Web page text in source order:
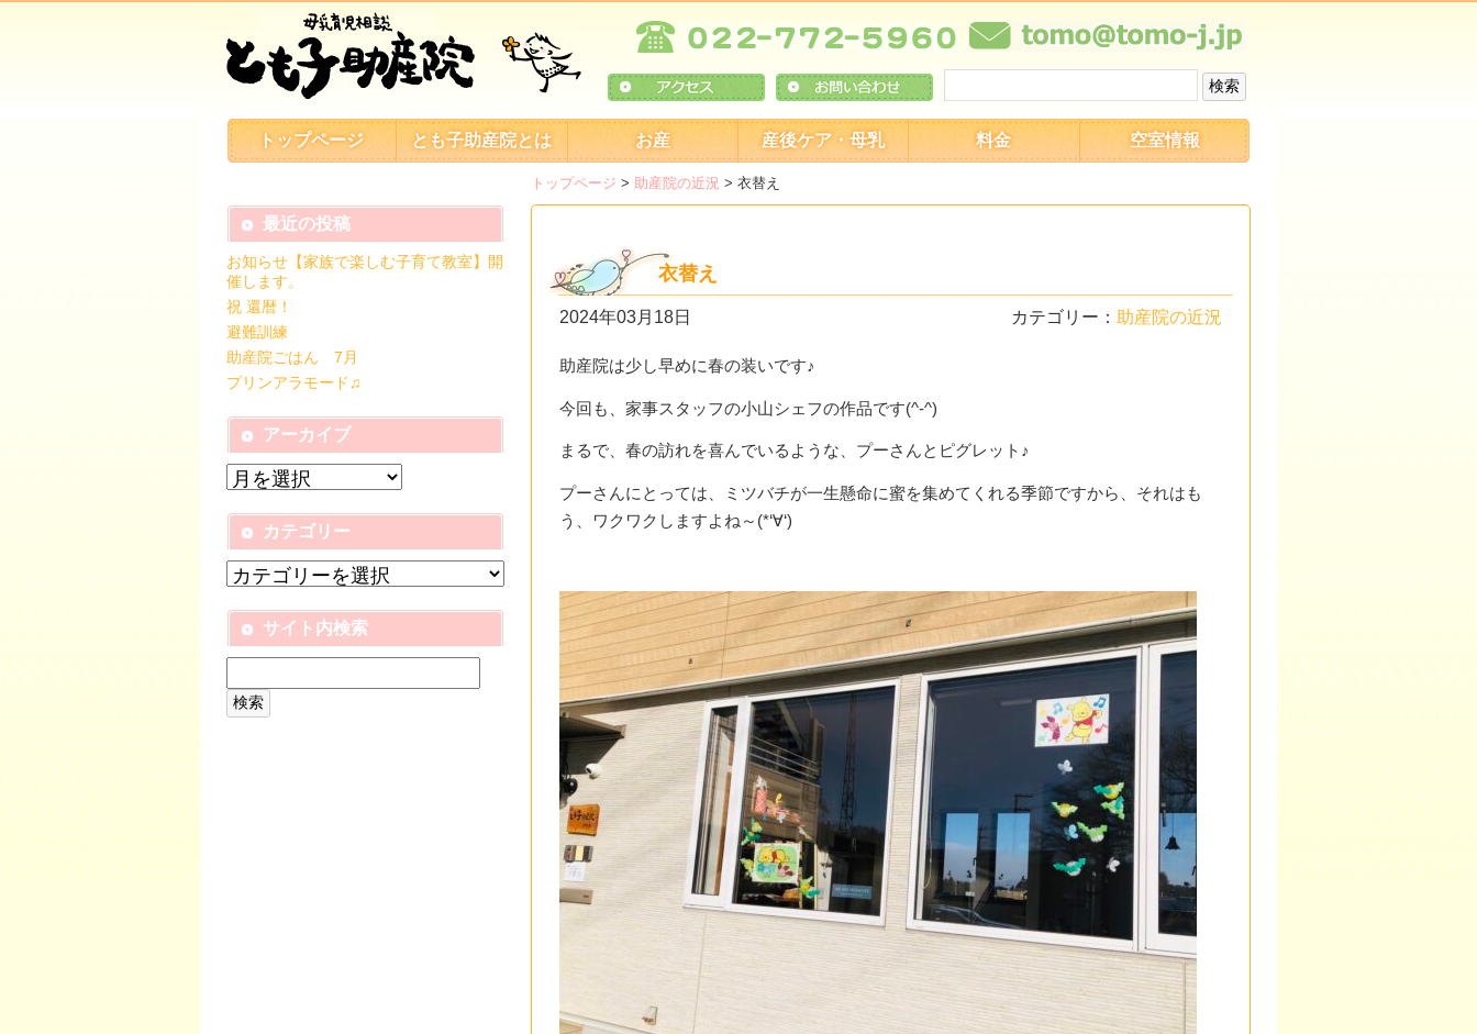
トップページ とも子助産院とは お産 産後ケア・母乳 料金 空室情報
トップページ > 助産院の近況 > 衣替え
衣替え
2024年03月18日 カテゴリー： 助産院の近況
助産院は少し早めに春の装いです♪
今回も、家事スタッフの小山シェフの作品です(^-^)
まるで、春の訪れを喜んでいるような、プーさんとピグレット♪
プーさんにとっては、ミツバチが一生懸命に蜜を集めてくれる季節ですから、それはも
う、ワクワクしますよね～(*‘∀‘)
最近の投稿
お知らせ【家族で楽しむ子育て教室】開
催します。
祝 還暦！
避難訓練
助産院ごはん 7月
プリンアラモード♫
アーカイブ
カテゴリー
サイト内検索